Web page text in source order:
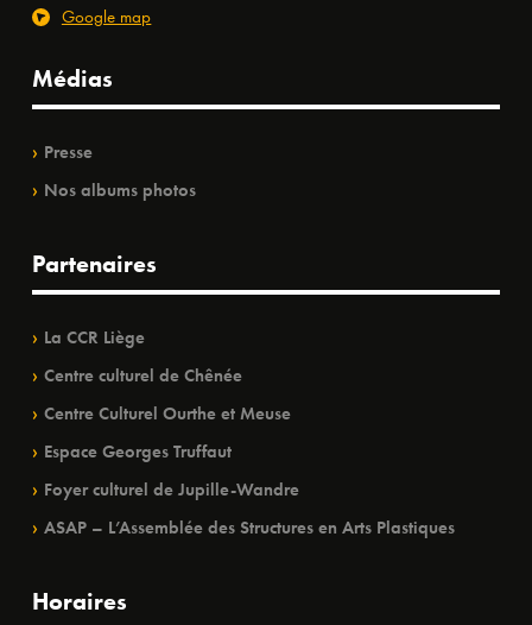
Google map
Médias
Presse
Nos albums photos
Partenaires
La CCR Liège
Centre culturel de Chênée
Centre Culturel Ourthe et Meuse
Espace Georges Truffaut
Foyer culturel de Jupille-Wandre
ASAP – L’Assemblée des Structures en Arts Plastiques
Horaires